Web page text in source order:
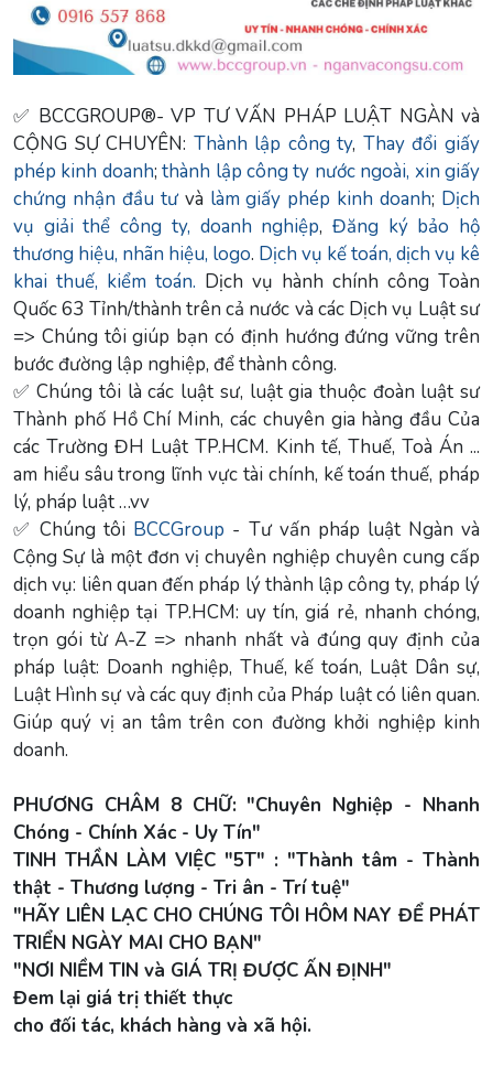
✅ BCCGROUP®- VP TƯ VẤN PHÁP LUẬT NGÀN và
CỘNG SỰ CHUYÊN: Thành lập công ty, Thay đổi giấy
phép kinh doanh;thành lập công ty nước ngoài, xin giấy
chứng nhận đầu tưvà làm giấy phép kinh doanh; Dịch
vụ giải thể công ty, doanh nghiệp, Đăng ký bảo hộ
thương hiệu, nhãn hiệu, logo. Dịch vụ kế toán, dịch vụ kê
khai thuế, kiểm toán. Dịch vụ hành chính công Toàn
Quốc 63 Tỉnh/thành trên cả nước và các Dịch vụ Luật sư
=> Chúng tôi giúp bạn có định hướng đứng vững trên
bước đường lập nghiệp, để thành công.
✅ Chúng tôi là các luật sư, luật gia thuộc đoàn luật sư
Thành phố Hồ Chí Minh, các chuyên gia hàng đầu Của
các Trường ĐH Luật TP.HCM. Kinh tế, Thuế, Toà Án ...
am hiểu sâu trong lĩnh vực tài chính, kế toán thuế, pháp
lý, pháp luật …vv
✅ Chúng tôi BCCGroup - Tư vấn pháp luật Ngàn và
Cộng Sự là một đơn vị chuyên nghiệp chuyên cung cấp
dịch vụ: liên quan đến pháp lý thành lập công ty, pháp lý
doanh nghiệp tại TP.HCM: uy tín, giá rẻ, nhanh chóng,
trọn gói từ A-Z => nhanh nhất và đúng quy định của
pháp luật: Doanh nghiệp, Thuế, kế toán, Luật Dân sự,
Luật Hình sự và các quy định của Pháp luật có liên quan.
Giúp quý vị an tâm trên con đường khởi nghiệp kinh
doanh.
PHƯƠNG CHÂM 8 CHỮ: "Chuyên Nghiệp - Nhanh
Chóng - Chính Xác - Uy Tín"
TINH THẦN LÀM VIỆC "5T" : "Thành tâm - Thành
thật - Thương lượng - Tri ân - Trí tuệ"
"HÃY LIÊN LẠC CHO CHÚNG TÔI HÔM NAY ĐỂ PHÁT
TRIỂN NGÀY MAI CHO BẠN"
"NƠI NIỀM TIN và GIÁ TRỊ ĐƯỢC ẤN ĐỊNH"
Đem lại giá trị thiết thực
cho đối tác, khách hàng và xã hội.